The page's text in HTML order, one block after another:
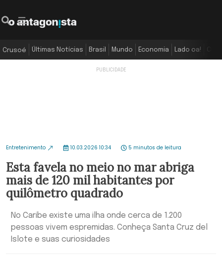
Crusoé Últimas Notícias Brasil Mundo Economia Lado oa!
Entretenimento 10.03.2026 10:34 5 minutos de leitura
Esta favela no meio no mar abriga
mais de 120 mil habitantes por
quilômetro quadrado
No Caribe existe uma ilha onde cerca de 1.200
pessoas vivem espremidas. Conheça Santa Cruz del
Islote e suas curiosidades